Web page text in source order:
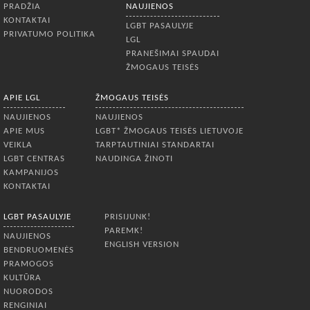
PRADŽIA
KONTAKTAI
PRIVATUMO POLITIKA
NAUJIENOS
LGBT PASAULYJE
LGL
PRANEŠIMAI SPAUDAI
ŽMOGAUS TEISĖS
APIE LGL
NAUJIENOS
APIE MUS
VEIKLA
LGBT CENTRAS
KAMPANIJOS
KONTAKTAI
ŽMOGAUS TEISĖS
NAUJIENOS
LGBT* ŽMOGAUS TEISĖS LIETUVOJE
TARPTAUTINIAI STANDARTAI
NAUDINGA ŽINOTI
LGBT PASAULYJE
NAUJIENOS
BENDRUOMENĖS
PRAMOGOS
KULTŪRA
NUORODOS
RENGINIAI
PRISIJUNK!
PAREMK!
ENGLISH VERSION